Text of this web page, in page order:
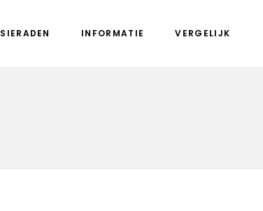
SIERADEN INFORMATIE VERGELIJK